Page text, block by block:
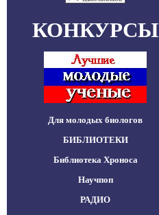
КОНКУРСЫ
Для молодых биологов
БИБЛИОТЕКИ
Библиотека Хроноса
Научпоп
РАДИО